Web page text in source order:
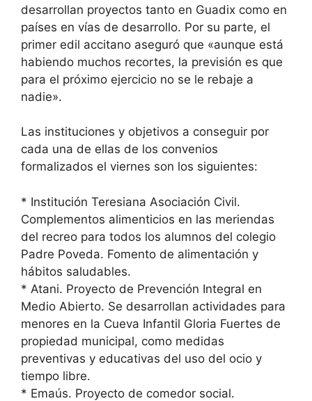
desarrollan proyectos tanto en Guadix como en
países en vías de desarrollo. Por su parte, el
primer edil accitano aseguró que «aunque está
habiendo muchos recortes, la previsión es que
para el próximo ejercicio no se le rebaje a
nadie».
Las instituciones y objetivos a conseguir por
cada una de ellas de los convenios
formalizados el viernes son los siguientes:
* Institución Teresiana Asociación Civil.
Complementos alimenticios en las meriendas
del recreo para todos los alumnos del colegio
Padre Poveda. Fomento de alimentación y
hábitos saludables.
* Atani. Proyecto de Prevención Integral en
Medio Abierto. Se desarrollan actividades para
menores en la Cueva Infantil Gloria Fuertes de
propiedad municipal, como medidas
preventivas y educativas del uso del ocio y
tiempo libre.
* Emaús. Proyecto de comedor social.